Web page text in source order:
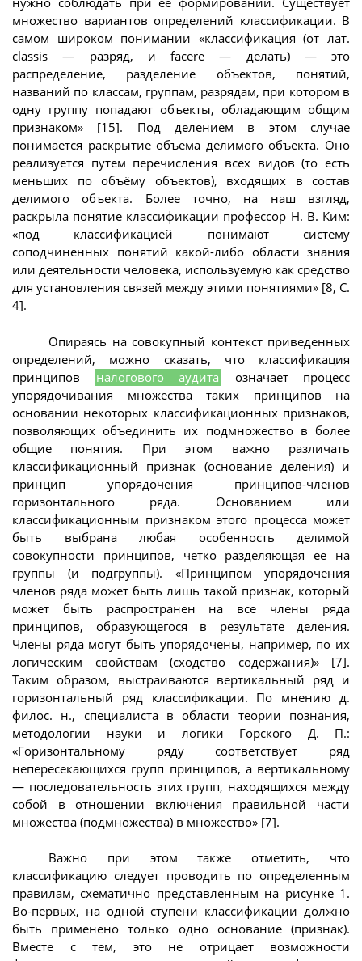
множество вариантов определений классификации. В
самом широком понимании «классификация (от лат.
classis — разряд, и facere — делать) — это
распределение, разделение объектов, понятий,
названий по классам, группам, разрядам, при котором в
одну группу попадают объекты, обладающим общим
признаком» [15]. Под делением в этом случае
понимается раскрытие объёма делимого объекта. Оно
реализуется путем перечисления всех видов (то есть
меньших по объёму объектов), входящих в состав
делимого объекта. Более точно, на наш взгляд,
раскрыла понятие классификации профессор Н. В. Ким:
«под классификацией понимают систему
соподчиненных понятий какой-либо области знания
или деятельности человека, используемую как средство
для установления связей между этими понятиями» [8, С.
4].
Опираясь на совокупный контекст приведенных
определений, можно сказать, что классификация
принципов
налогового аудита
означает процесс
упорядочивания множества таких принципов на
основании некоторых классификационных признаков,
позволяющих объединить их подмножество в более
общие понятия. При этом важно различать
классификационный признак (основание деления) и
принцип упорядочения принципов-членов
горизонтального ряда. Основанием или
классификационным признаком этого процесса может
быть выбрана любая особенность делимой
совокупности принципов, четко разделяющая ее на
группы (и подгруппы). «Принципом упорядочения
членов ряда может быть лишь такой признак, который
может быть распространен на все члены ряда
принципов, образующегося в результате деления.
Члены ряда могут быть упорядочены, например, по их
логическим свойствам (сходство содержания)» [7].
Таким образом, выстраиваются вертикальный ряд и
горизонтальный ряд классификации. По мнению д.
филос. н., специалиста в области теории познания,
методологии науки и логики Горского Д. П.:
«Горизонтальному ряду соответствует ряд
непересекающихся групп принципов, а вертикальному
— последовательность этих групп, находящихся между
собой в отношении включения правильной части
множества (подмножества) в множество» [7].
Важно при этом также отметить, что
классификацию следует проводить по определенным
правилам, схематично представленным на рисунке 1.
Во-первых, на одной ступени классификации должно
быть применено только одно основание (признак).
Вместе с тем, это не отрицает возможности